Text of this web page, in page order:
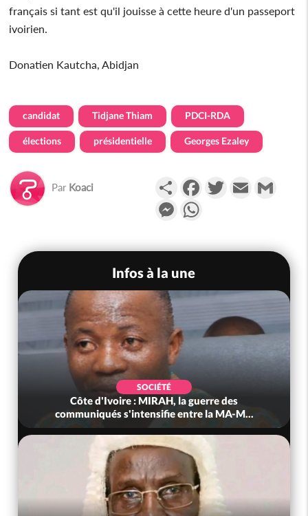
français si tant est qu'il jouisse à cette heure d'un passeport
ivoirien.
Donatien Kautcha, Abidjan
candidat Tidjane Thiam PDCI-RDA
élections présidentielle Georges Ezaley
Par Koaci PartagerFacebookTwitterEmail
Messenger
Infos à la une
SOCIÉTÉ
Côte d'Ivoire : MIRAH, la guerre des
communiqués s'intensifie entre la MA-M...